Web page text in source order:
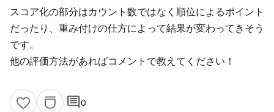
スコア化の部分はカウント数ではなく順位によるポイント
だったり、重み付けの仕方によって結果が変わってきそう
です。
他の評価方法があればコメントで教えてください！
comment0